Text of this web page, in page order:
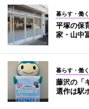
暮らす・働く
平塚の保
家・山中
暮らす・働く
藤沢の「
選作は駅